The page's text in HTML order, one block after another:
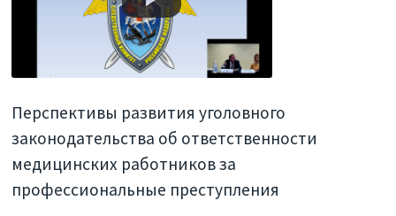
Перспективы развития уголовного
законодательства об ответственности
медицинских работников за
профессиональные преступления